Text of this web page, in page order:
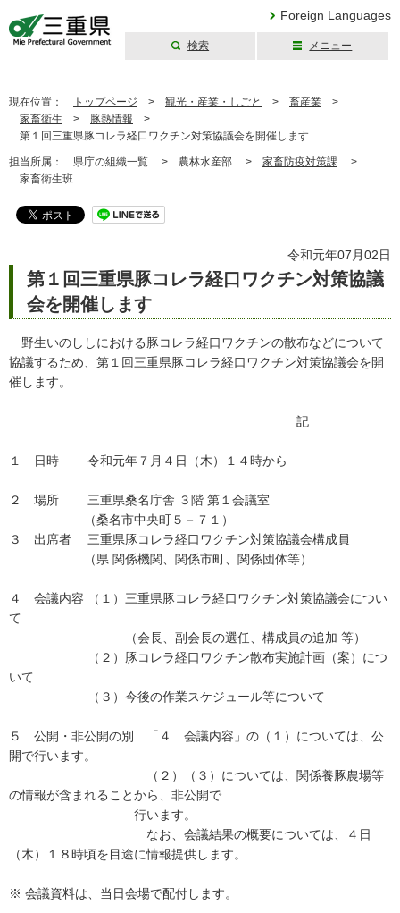
Foreign Languages
検索 メニュー
現在位置： トップページ > 観光・産業・しごと > 畜産業 >
家畜衛生 > 豚熱情報 >
第１回三重県豚コレラ経口ワクチン対策協議会を開催します
担当所属： 県庁の組織一覧 > 農林水産部 > 家畜防疫対策課 >
家畜衛生班
令和元年07月02日
第１回三重県豚コレラ経口ワクチン対策協議
会を開催します
野生いのししにおける豚コレラ経口ワクチンの散布などについて
協議するため、第１回三重県豚コレラ経口ワクチン対策協議会を開
催します。
記
１ 日時 令和元年７月４日（木）１４時から
２ 場所 三重県桑名庁舎 ３階 第１会議室
（桑名市中央町５－７１）
３ 出席者 三重県豚コレラ経口ワクチン対策協議会構成員
（県 関係機関、関係市町、関係団体等）
４ 会議内容 （１）三重県豚コレラ経口ワクチン対策協議会につい
て
（会長、副会長の選任、構成員の追加 等）
（２）豚コレラ経口ワクチン散布実施計画（案）につ
いて
（３）今後の作業スケジュール等について
５ 公開・非公開の別 「４ 会議内容」の（１）については、公
開で行います。
（２）（３）については、関係養豚農場等
の情報が含まれることから、非公開で
行います。
なお、会議結果の概要については、４日
（木）１８時頃を目途に情報提供します。
※ 会議資料は、当日会場で配付します。